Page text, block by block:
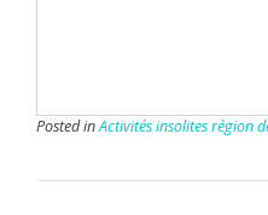
Posted inActivités insolites région